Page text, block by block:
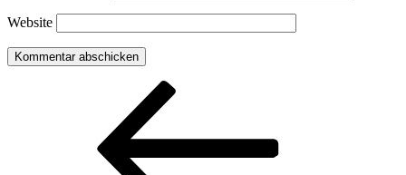
Website
Beitragsnavigation